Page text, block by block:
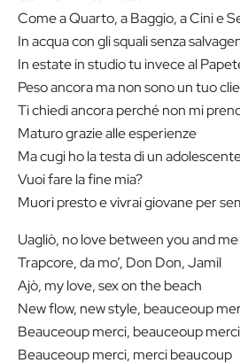
Come a Quarto, a Baggio, a Cini e
In acqua con gli squali senza
In estate in studio tu invece al
Peso ancora ma non sono un tuo
Ti chiedi ancora perché non mi
Maturo grazie alle esperienze
Ma cugi ho la testa di un
Vuoi fare la fine mia?
Muori presto e vivrai giovane per
Uagliò, no love between you and me
Trapcore, da mo’, Don Don, Jamil
Ajò, my love, sex on the beach
New flow, new style, beauceoup
Beauceoup merci, beauceoup merci
Beauceoup merci, merci beaucoup